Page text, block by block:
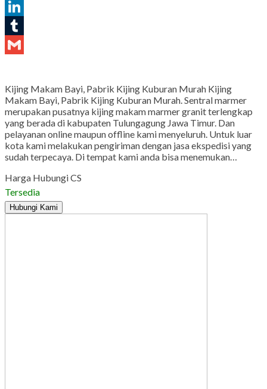
Pinterest
LinkedIn
Tumblr
Kijing Makam Bayi, Pabrik Kijing Kuburan Murah Kijing
Makam Bayi, Pabrik Kijing Kuburan Murah. Sentral marmer
merupakan pusatnya kijing makam marmer granit terlengkap
yang berada di kabupaten Tulungagung Jawa Timur. Dan
pelayanan online maupun offline kami menyeluruh. Untuk luar
kota kami melakukan pengiriman dengan jasa ekspedisi yang
sudah terpecaya. Di tempat kami anda bisa menemukan…
Harga Hubungi CS
Tersedia
Hubungi Kami